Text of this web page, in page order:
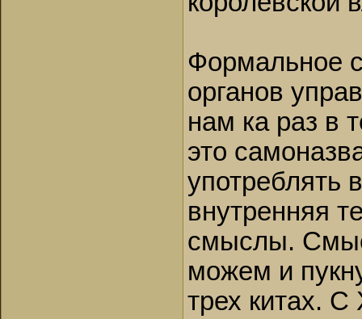
Формальное
органов
нам ка раз в
это
употреблять
внутренняя
смыслы.
можем и
трех китах. С